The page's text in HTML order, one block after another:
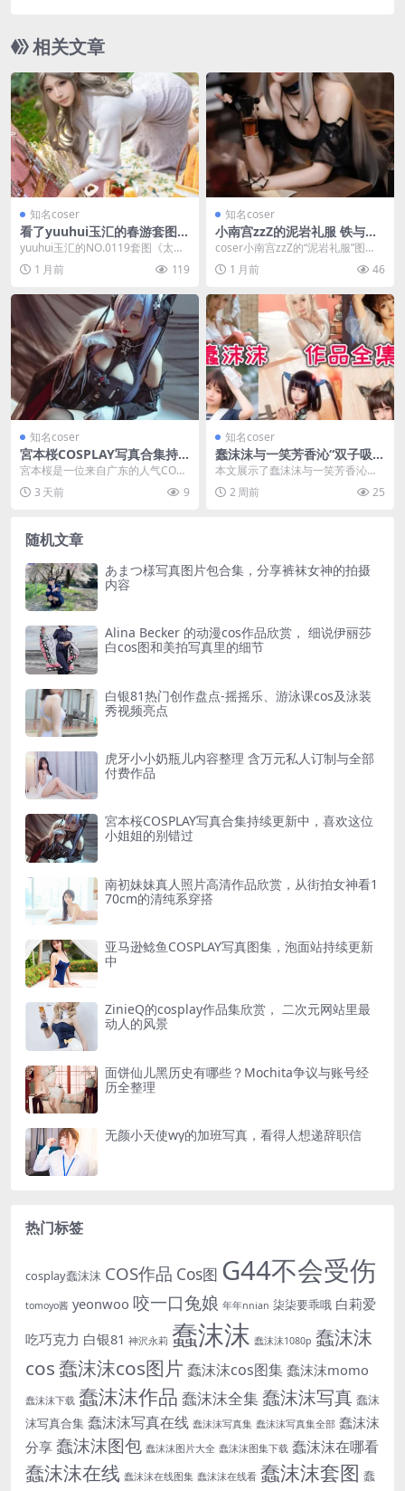
相关文章
知名coser
看了yuuhui玉汇的春游套图，
才发现慢下来也挺好
yuuhui玉汇的NO.0119套图《太太
的春游计划》没有夸张姿势，却靠
真实感和...
1 月前 119
知名coser
小南宫zzZ的泥岩礼服 铁与瓷
之间，硬扛也是一种演技
coser小南宫zzZ的“泥岩礼服”图
集，让明日方舟的肉盾角色穿上繁
复礼服，在铁...
1 月前 46
知名coser
宮本桜COSPLAY写真合集持
续更新中，喜欢这位小姐姐的
别错过
宮本桜是一位来自广东的人气COSE
R，同时也是微博认证动漫博主，目
前粉丝已有21...
3 天前 9
知名coser
蠢沫沫与一笑芳香沁“双子吸血
鬼”Cosplay：魅惑与俏皮的完
美融合
本文展示了蠢沫沫与一笑芳香沁合
作的双子吸血鬼Cosplay作品，两位
Coser以...
2 周前 25
随机文章
あまつ様写真图片包合集，分享裤袜女神的拍摄
内容
Alina Becker 的动漫cos作品欣赏， 细说伊丽莎
白cos图和美拍写真里的细节
白银81热门创作盘点-摇摇乐、游泳课cos及泳装
秀视频亮点
虎牙小小奶瓶儿内容整理 含万元私人订制与全部
付费作品
宮本桜COSPLAY写真合集持续更新中，喜欢这位
小姐姐的别错过
南初妹妹真人照片高清作品欣赏，从街拍女神看1
70cm的清纯系穿搭
亚马逊鲶鱼COSPLAY写真图集，泡面站持续更新
中
ZinieQ的cosplay作品集欣赏， 二次元网站里最
动人的风景
面饼仙儿黑历史有哪些？Mochita争议与账号经
历全整理
无颜小天使wy的加班写真，看得人想递辞职信
热门标签
cosplay蠢沫沫 COS作品 Cos图 G44不会受伤
tomoyo酱 yeonwoo 咬一口兔娘 年年nnian 柒柒要乖哦 白莉爱
吃巧克力 白银81 神沢永莉 蠢沫沫 蠢沫沫1080p 蠢沫沫
cos蠢沫沫cos图片 蠢沫沫cos图集 蠢沫沫momo
蠢沫沫下载 蠢沫沫作品 蠢沫沫全集蠢沫沫写真 蠢沫
沫写真合集 蠢沫沫写真在线 蠢沫沫写真集 蠢沫沫写真集全部 蠢沫沫
分享 蠢沫沫图包 蠢沫沫图片大全 蠢沫沫图集下载 蠢沫沫在哪看
蠢沫沫在线 蠢沫沫在线图集 蠢沫沫在线看 蠢沫沫套图 蠢